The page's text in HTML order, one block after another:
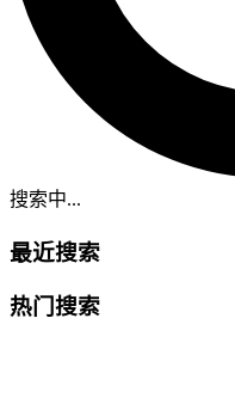
搜索中...
最近搜索
热门搜索